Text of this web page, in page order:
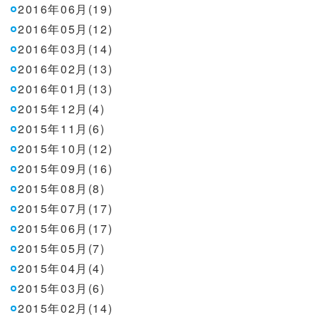
2016年06月(19)
2016年05月(12)
2016年03月(14)
2016年02月(13)
2016年01月(13)
2015年12月(4)
2015年11月(6)
2015年10月(12)
2015年09月(16)
2015年08月(8)
2015年07月(17)
2015年06月(17)
2015年05月(7)
2015年04月(4)
2015年03月(6)
2015年02月(14)